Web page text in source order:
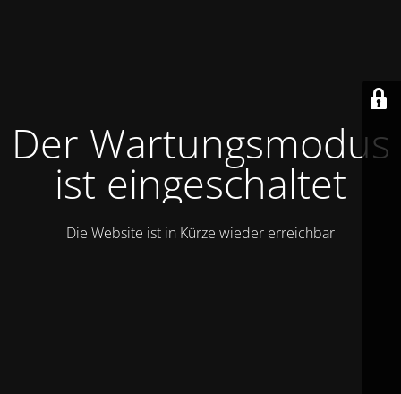
Der Wartungsmodus
ist eingeschaltet
Die Website ist in Kürze wieder erreichbar